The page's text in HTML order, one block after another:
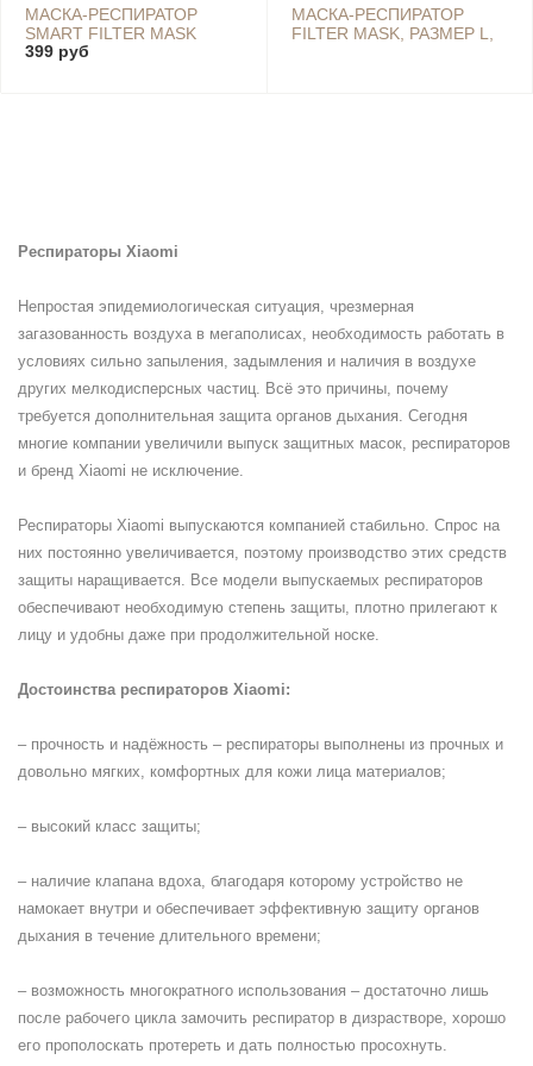
МАСКА-РЕСПИРАТОР
SMART FILTER MASK
(QXFMKZ|02ZM) РАЗМЕР
399 руб
МАСКА-РЕСПИРАТОР
FILTER MASK, РАЗМЕР L,
Респираторы Xiaomi
Непростая эпидемиологическая ситуация, чрезмерная
загазованность воздуха в мегаполисах, необходимость работать в
условиях сильно запыления, задымления и наличия в воздухе
других мелкодисперсных частиц. Всё это причины, почему
требуется дополнительная защита органов дыхания. Сегодня
многие компании увеличили выпуск защитных масок, респираторов
и бренд Xiaomi не исключение.
Респираторы Xiaomi выпускаются компанией стабильно. Спрос на
них постоянно увеличивается, поэтому производство этих средств
защиты наращивается. Все модели выпускаемых респираторов
обеспечивают необходимую степень защиты, плотно прилегают к
лицу и удобны даже при продолжительной носке.
Достоинства респираторов Xiaomi:
– прочность и надёжность – респираторы выполнены из прочных и
довольно мягких, комфортных для кожи лица материалов;
– высокий класс защиты;
– наличие клапана вдоха, благодаря которому устройство не
намокает внутри и обеспечивает эффективную защиту органов
дыхания в течение длительного времени;
– возможность многократного использования – достаточно лишь
после рабочего цикла замочить респиратор в дизрастворе, хорошо
его прополоскать протереть и дать полностью просохнуть.